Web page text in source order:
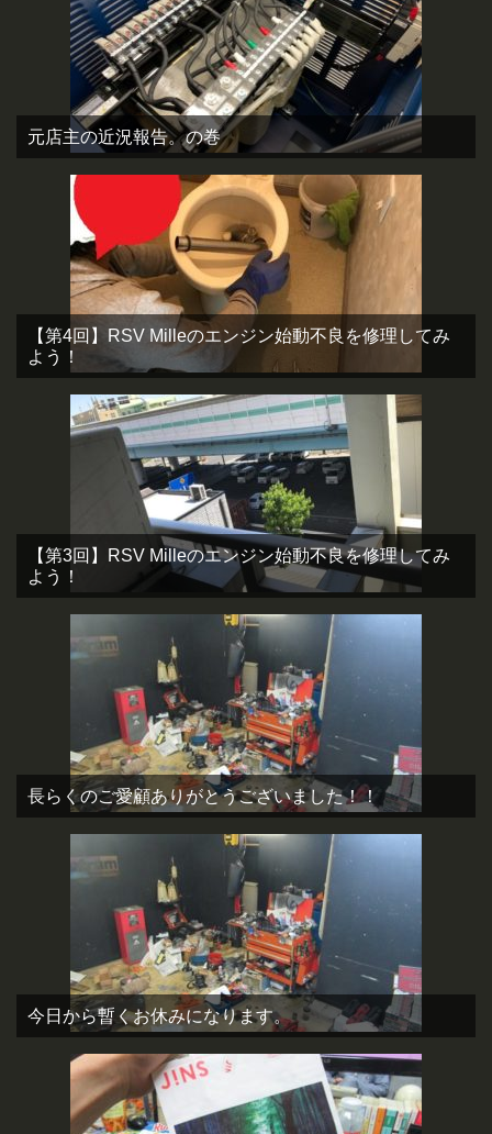
元店主の近況報告。の巻
【第4回】RSV Milleのエンジン始動不良を修理してみ
よう！
【第3回】RSV Milleのエンジン始動不良を修理してみ
よう！
長らくのご愛顧ありがとうございました！！
今日から暫くお休みになります。